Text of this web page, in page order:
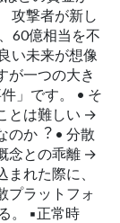
攻撃者が新し
60億相当を不
い未来が想像
が⼀つの⼤き
」です。 • そ
とは難しい →
のか︖ • 分散
念との乖離 →
れた際に、
プラットフォ
。 ▪正常時